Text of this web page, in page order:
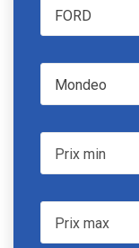
FORD
ModelMondeo
Prix minPrix min
Prix maxPrix max